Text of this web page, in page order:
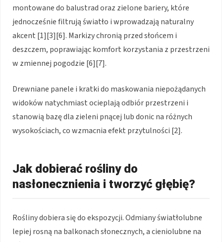
montowane do balustrad oraz zielone bariery, które
jednocześnie filtrują światło i wprowadzają naturalny
akcent [1][3][6]. Markizy chronią przed słońcem i
deszczem, poprawiając komfort korzystania z przestrzeni
w zmiennej pogodzie [6][7].
Drewniane panele i kratki do maskowania niepożądanych
widoków natychmiast ocieplają odbiór przestrzeni i
stanowią bazę dla zieleni pnącej lub donic na różnych
wysokościach, co wzmacnia efekt przytulności [2].
Jak dobierać rośliny do
nasłonecznienia i tworzyć głębię?
Rośliny dobiera się do ekspozycji. Odmiany światłolubne
lepiej rosną na balkonach słonecznych, a cieniolubne na